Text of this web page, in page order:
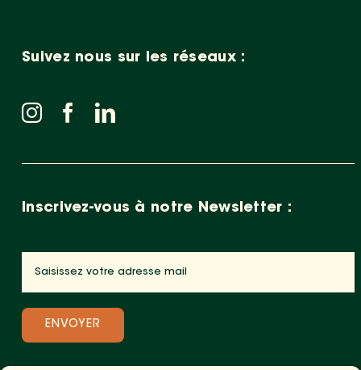
Suivez nous sur les réseaux :
Inscrivez-vous à notre Newsletter :